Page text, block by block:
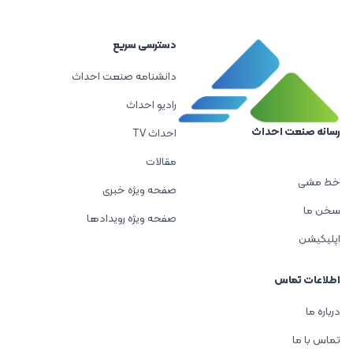
رسانه صنعت احداث
خط مشی
سخن ما
اپلیکیشن
دسترسی سریع
دانشنامه صنعت احداث
رادیو احداث
احداث TV
مقالات
صفحه ویژه خبری
صفحه ویژه رویدادها
اطلاعات تماس
درباره ما
تماس با ما